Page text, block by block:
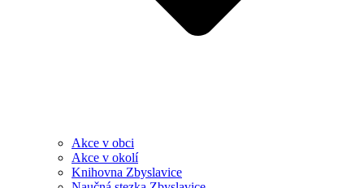
Akce v obci
Akce v okolí
Knihovna Zbyslavice